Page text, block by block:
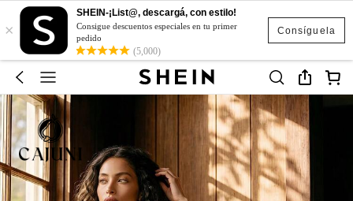
Consíguela
×
SHEIN-¡List@, descargá, con estilo!
Consigue descuentos especiales en tu primer
pedido
(5,000)